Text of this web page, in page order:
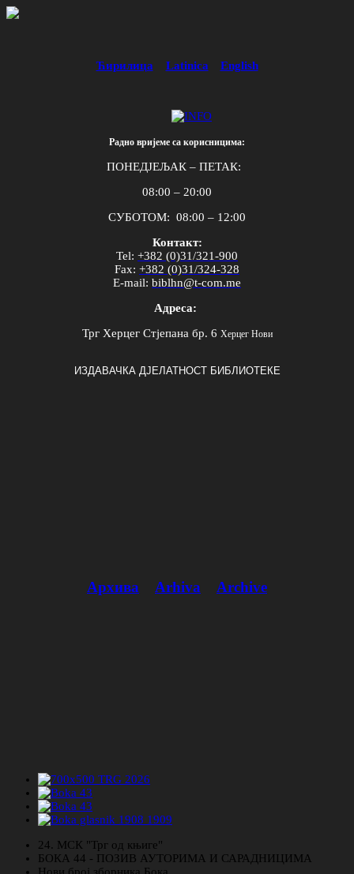
Ћирилица Latinica English
Радно вријеме са корисницима:
ПОНЕДЈЕЉАК – ПЕТАК:
08:00 – 20:00
СУБОТОМ: 08:00 – 12:00
Контакт:
Tel: +382 (0)31/321-900
Fax: +382 (0)31/324-328
E-mail: biblhn@t-com.me
Адреса:
Трг Херцег Стјепана бр. 6 Херцег Нови
ИЗДАВАЧКА ДЈЕЛАТНОСТ БИБЛИОТЕКЕ
Архива Arhiva Archive
24. МСК "Трг од књиге"
БОКА 44 - ПОЗИВ АУТОРИМА И САРАДНИЦИМА